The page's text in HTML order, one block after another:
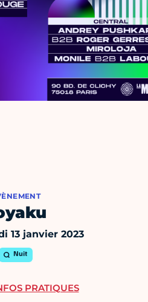
13 janvier 2023
Nuit
PRATIQUES